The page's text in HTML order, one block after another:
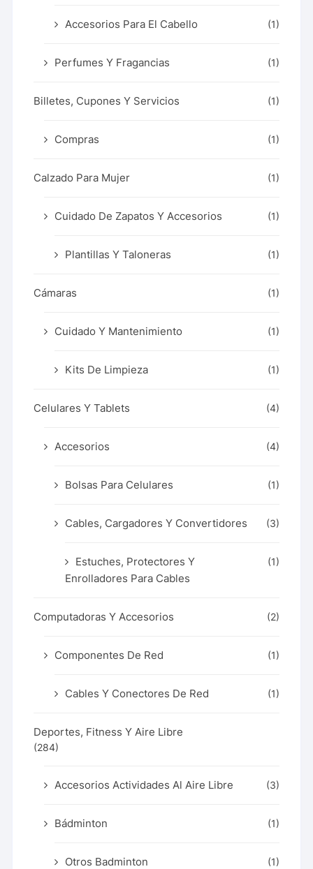
Accesorios Para El Cabello (1)
Perfumes Y Fragancias (1)
Billetes, Cupones Y Servicios (1)
Compras (1)
Calzado Para Mujer (1)
Cuidado De Zapatos Y Accesorios (1)
Plantillas Y Taloneras (1)
Cámaras (1)
Cuidado Y Mantenimiento (1)
Kits De Limpieza (1)
Celulares Y Tablets (4)
Accesorios (4)
Bolsas Para Celulares (1)
Cables, Cargadores Y Convertidores (3)
Estuches, Protectores Y
Enrolladores Para Cables
(1)
Computadoras Y Accesorios (2)
Componentes De Red (1)
Cables Y Conectores De Red (1)
Deportes, Fitness Y Aire Libre
(284)
Accesorios Actividades Al Aire Libre (3)
Bádminton (1)
Otros Badminton (1)